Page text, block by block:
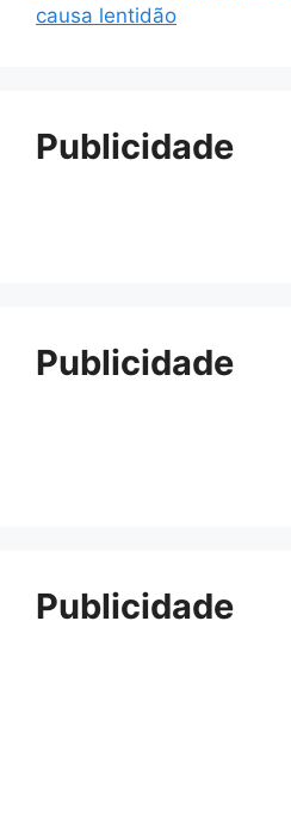
causa lentidão
Publicidade
Publicidade
Publicidade